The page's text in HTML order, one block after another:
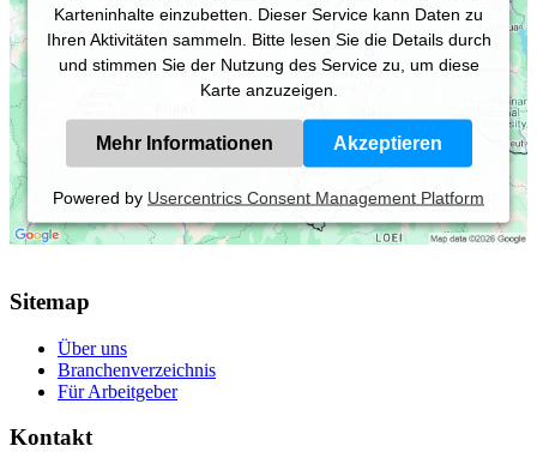
Karteninhalte einzubetten. Dieser Service kann Daten zu
Ihren Aktivitäten sammeln. Bitte lesen Sie die Details durch
und stimmen Sie der Nutzung des Service zu, um diese
Karte anzuzeigen.
Mehr Informationen Akzeptieren
Powered by Usercentrics Consent Management Platform
Sitemap
Über uns
Branchenverzeichnis
Für Arbeitgeber
Kontakt